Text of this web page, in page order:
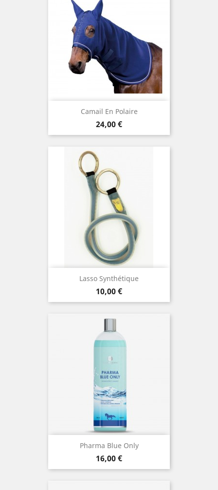
Camail En Polaire
Preis
24,00 €
Lasso Synthétique
Preis
10,00 €
Pharma Blue Only
Preis
16,00 €